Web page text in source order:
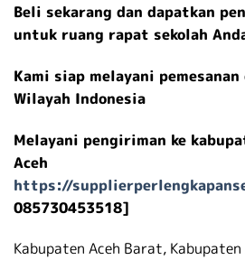
Beli sekarang dan dapatkan
untuk ruang rapat sekolah
Kami siap melayani
Wilayah Indonesia
Melayani pengiriman ke
Aceh
https://
085730453518]
Kabupaten Aceh Barat,